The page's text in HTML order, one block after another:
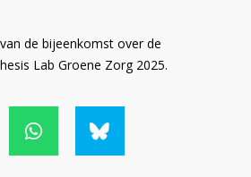
de bijeenkomst over de
Lab Groene Zorg 2025.